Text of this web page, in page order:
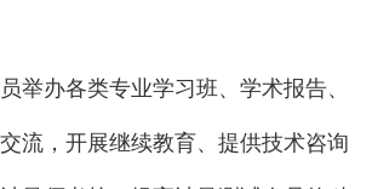
员举办各类专业学习班、学术报告、
流，开展继续教育、提供技术咨询